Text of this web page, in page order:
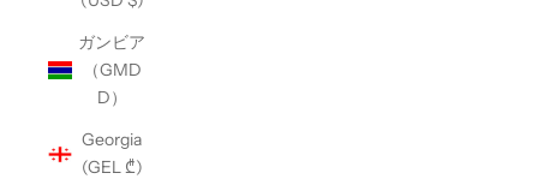
ガンビア
（GMD
D）
Georgia
(GEL ₾)